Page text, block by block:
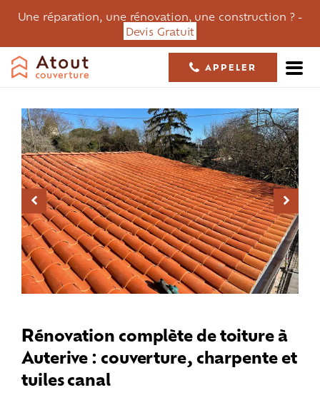
Une réparation, une rénovation, une construction ? -
Devis Gratuit
05 61 36 23 68
APPELER
Rénovation complète de toiture à
Auterive : couverture, charpente et
tuiles canal